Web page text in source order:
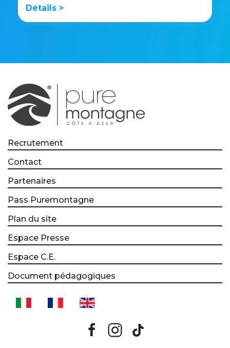
Détails >
Recrutement
Contact
Partenaires
Pass Puremontagne
Plan du site
Espace Presse
Espace C.E.
Document pédagogiques